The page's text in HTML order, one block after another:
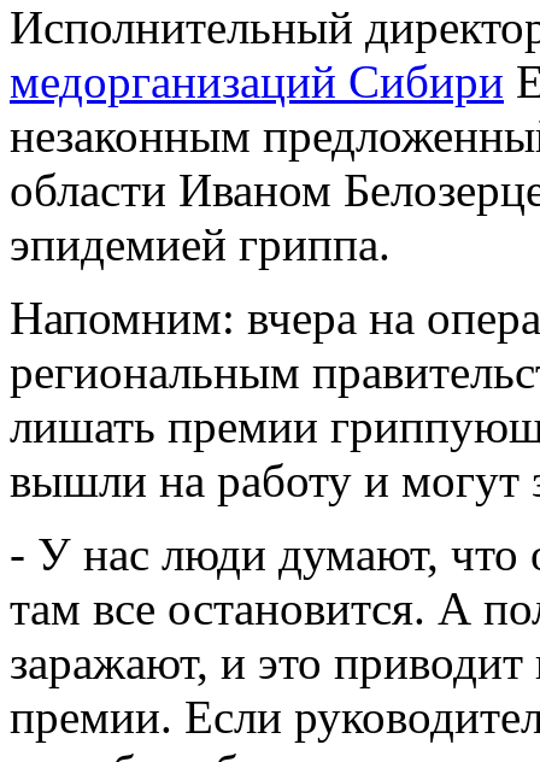
Исполнительный
медорганизаций Сибири
незаконным
области Иваном
эпидемией гриппа.
Напомним: вчера на
региональным
лишать премии
вышли на работу и могут
- У нас люди думают, что
там все остановится. А
заражают, и это
премии. Если